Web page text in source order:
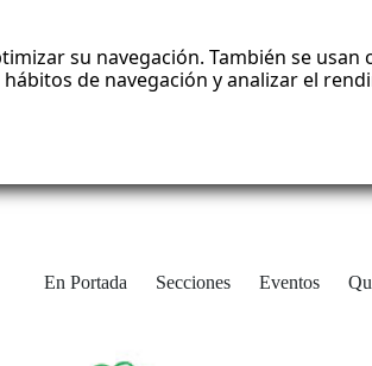
su navegación. También se
de navegación y analizar el
En Portada Secciones Eventos